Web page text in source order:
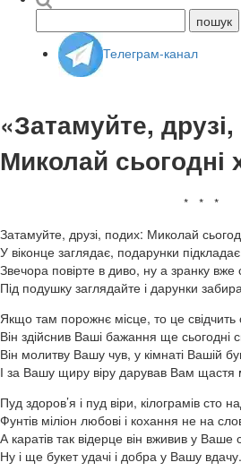
Телеграм-канал
«Затамуйте,
Миколай сьогодні
* * *
Затамуйте, друзі, подих: Миколай
У віконце заглядає, подарунки
Звечора повірте в диво, ну а зранку вже
Під подушку заглядайте і дарунки
Якщо там порожнє місце, то це свідчить
Він здійснив Ваші бажання ще сьогодні
Він молитву Вашу чув, у кімнаті Вашій
І за Вашу щиру віру дарував Вам щастя
Пуд здоров’я і пуд віри, кілограмів сто
Фунтів міліон любові і кохання не на
А каратів так відерце він вживив у Ваше
Ну і ще букет удачі і добра у Вашу вдачу.